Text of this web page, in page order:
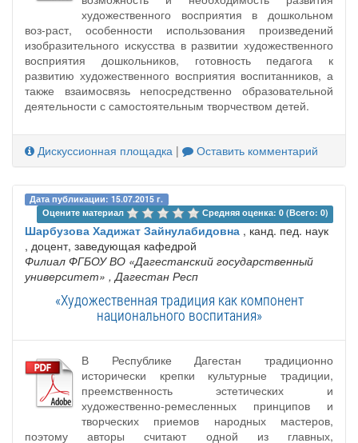
художественного восприятия в дошкольном
воз-раст, особенности использования произведений
изобразительного искусства в развитии художественного
восприятия дошкольников, готовность педагога к
развитию художественного восприятия воспитанников, а
также взаимосвязь непосредственно образовательной
деятельности с самостоятельным творчеством детей.
Дискуссионная площадка | Оставить комментарий
Дата публикации: 15.07.2015 г.
Оцените материал
Средняя оценка: 0 (Всего: 0)
Шарбузова Хадижат Зайнулабидовна , канд. пед. наук
, доцент, заведующая кафедрой
Филиал ФГБОУ ВО «Дагестанский государственный
университет» , Дагестан Респ
«Художественная традиция как компонент
национального воспитания»
В Республике Дагестан традиционно
исторически крепки культурные традиции,
преемственность эстетических и
художественно-ремесленных принципов и
творческих приемов народных мастеров,
поэтому авторы считают одной из главных,